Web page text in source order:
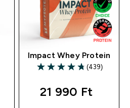
Impact Whey Protein
4.74 out of 5 stars
(439)
21 990 Ft‎